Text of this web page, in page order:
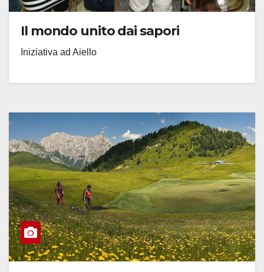
Il mondo unito dai sapori
Iniziativa ad Aiello